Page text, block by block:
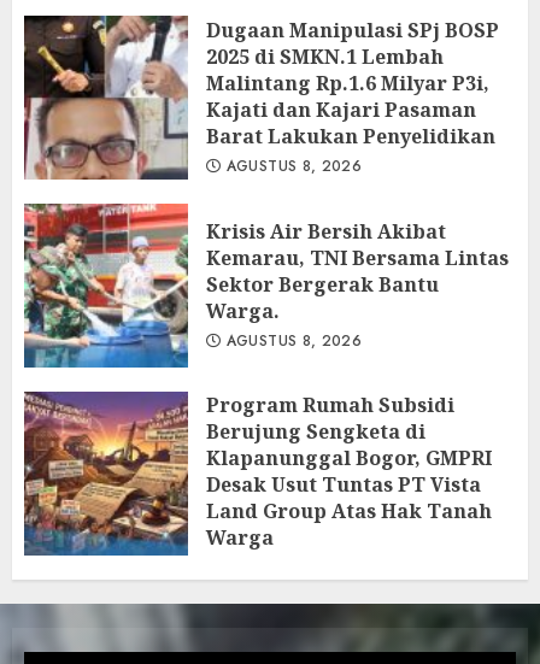
AGUSTUS 9, 2026
Dugaan Manipulasi SPj BOSP
2025 di SMKN.1 Lembah
Malintang Rp.1.6 Milyar P3i,
Kajati dan Kajari Pasaman
Barat Lakukan Penyelidikan
AGUSTUS 8, 2026
Krisis Air Bersih Akibat
Kemarau, TNI Bersama Lintas
Sektor Bergerak Bantu
Warga.
AGUSTUS 8, 2026
Program Rumah Subsidi
Berujung Sengketa di
Klapanunggal Bogor, GMPRI
Desak Usut Tuntas PT Vista
Land Group Atas Hak Tanah
Warga